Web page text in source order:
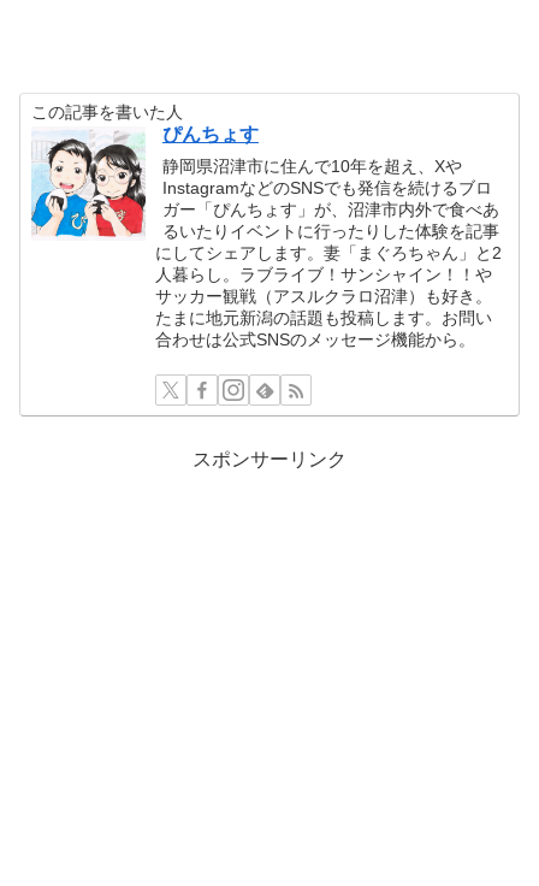
この記事を書いた人
ぴんちょす
静岡県沼津市に住んで10年を超え、Xや
InstagramなどのSNSでも発信を続けるブロ
ガー「ぴんちょす」が、沼津市内外で食べあ
るいたりイベントに行ったりした体験を記事
にしてシェアします。妻「まぐろちゃん」と2
人暮らし。ラブライブ！サンシャイン！！や
サッカー観戦（アスルクラロ沼津）も好き。
たまに地元新潟の話題も投稿します。お問い
合わせは公式SNSのメッセージ機能から。
スポンサーリンク